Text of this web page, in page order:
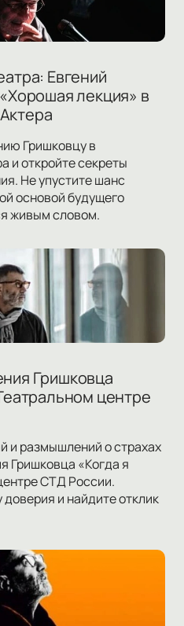
Евгений
лекция» в
Гришковцу в
и откройте секреты
Не упустите шанс
основой будущего
живым словом.
Гришковца
центре
и размышлений о страхах
Гришковца «Когда я
СТД России.
и найдите отклик